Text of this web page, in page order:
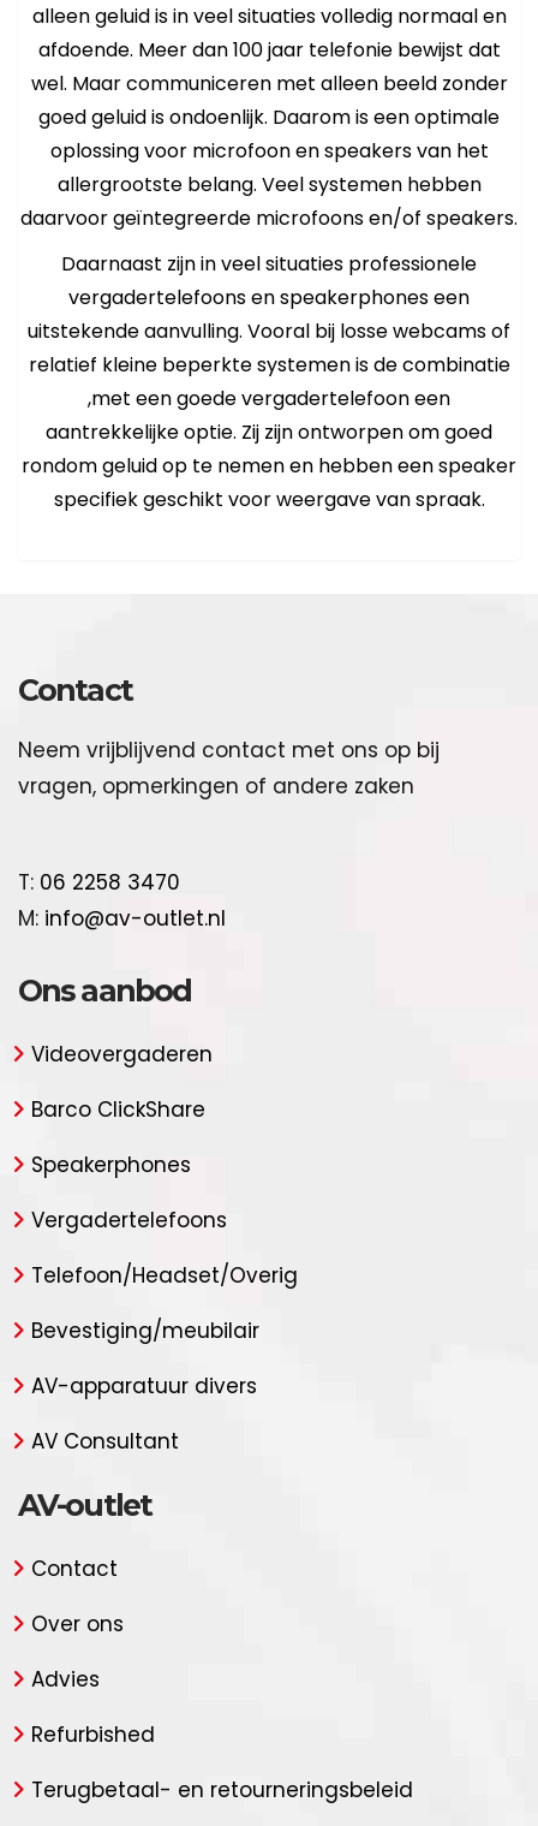
alleen geluid is in veel situaties volledig normaal en
afdoende. Meer dan 100 jaar telefonie bewijst dat
wel. Maar communiceren met alleen beeld zonder
goed geluid is ondoenlijk. Daarom is een optimale
oplossing voor microfoon en speakers van het
allergrootste belang. Veel systemen hebben
daarvoor geïntegreerde microfoons en/of speakers.
Daarnaast zijn in veel situaties professionele
vergadertelefoons en speakerphones een
uitstekende aanvulling. Vooral bij losse webcams of
relatief kleine beperkte systemen is de combinatie
,met een goede vergadertelefoon een
aantrekkelijke optie. Zij zijn ontworpen om goed
rondom geluid op te nemen en hebben een speaker
specifiek geschikt voor weergave van spraak.
Contact
Neem vrijblijvend contact met ons op bij
vragen, opmerkingen of andere zaken
T: 06 2258 3470
M: info@av-outlet.nl
Ons aanbod
Videovergaderen
Barco ClickShare
Speakerphones
Vergadertelefoons
Telefoon/Headset/Overig
Bevestiging/meubilair
AV-apparatuur divers
AV Consultant
AV-outlet
Contact
Over ons
Advies
Refurbished
Terugbetaal- en retourneringsbeleid